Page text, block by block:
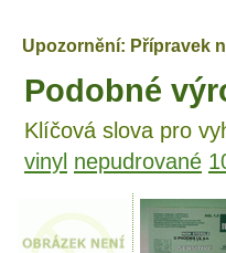
Upozornění: Přípravek
Podobné
Klíčová slova pro
vinyl nepudrované